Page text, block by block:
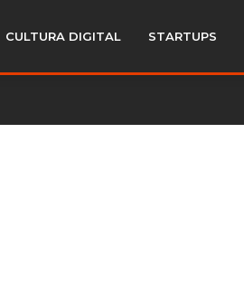
CULTURA DIGITAL STARTUPS